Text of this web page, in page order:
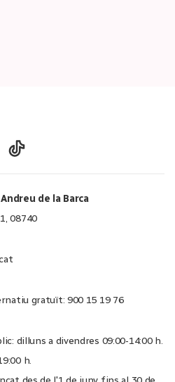
de la Barca
08740
gratuït: 900 15 19 76
dilluns a divendres 09:00-14:00 h.
h.